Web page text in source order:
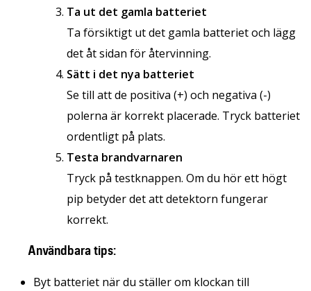
Ta ut det gamla batteriet
Ta försiktigt ut det gamla batteriet och lägg
det åt sidan för återvinning.
Sätt i det nya batteriet
Se till att de positiva (+) och negativa (-)
polerna är korrekt placerade. Tryck batteriet
ordentligt på plats.
Testa brandvarnaren
Tryck på testknappen. Om du hör ett högt
pip betyder det att detektorn fungerar
korrekt.
Användbara tips:
Byt batteriet när du ställer om klockan till